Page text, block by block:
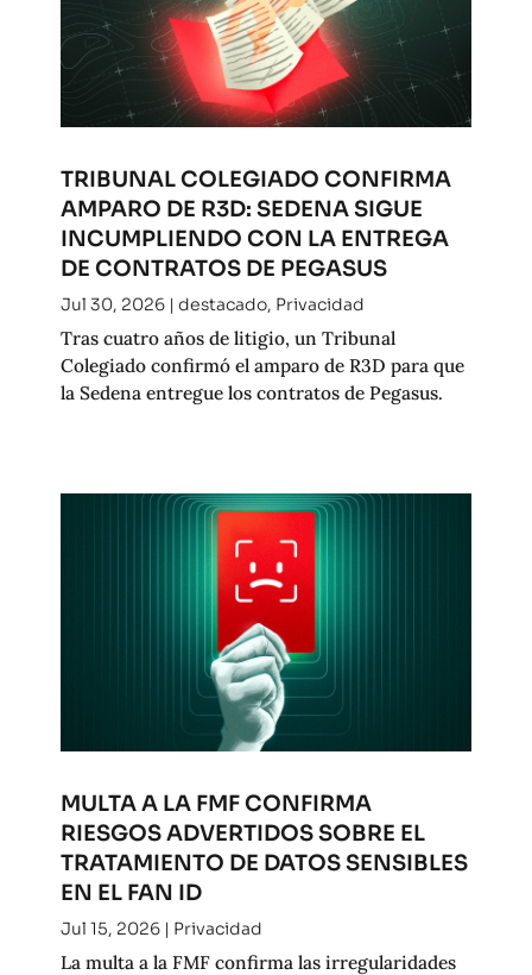
TRIBUNAL COLEGIADO CONFIRMA
AMPARO DE R3D: SEDENA SIGUE
INCUMPLIENDO CON LA ENTREGA
DE CONTRATOS DE PEGASUS
Jul 30, 2026| destacado, Privacidad
Tras cuatro años de litigio, un Tribunal
Colegiado confirmó el amparo de R3D para que
la Sedena entregue los contratos de Pegasus.
MULTA A LA FMF CONFIRMA
RIESGOS ADVERTIDOS SOBRE EL
TRATAMIENTO DE DATOS SENSIBLES
EN EL FAN ID
Jul 15, 2026| Privacidad
La multa a la FMF confirma las irregularidades